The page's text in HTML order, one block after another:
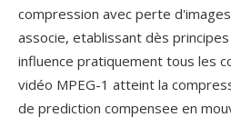
compression avec perte
associe, etablissant dès
influence pratiquement tous les
vidéo MPEG-1 atteint la
de prediction compensee en